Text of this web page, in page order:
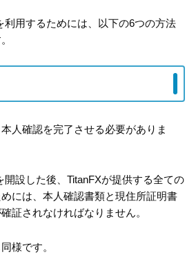
利用するためには、以下の6つの方法
人確認を完了させる必要がありま
開設した後、TitanFXが提供する全ての
には、本人確認書類と現住所証明書
証されなければなりません。
様です。